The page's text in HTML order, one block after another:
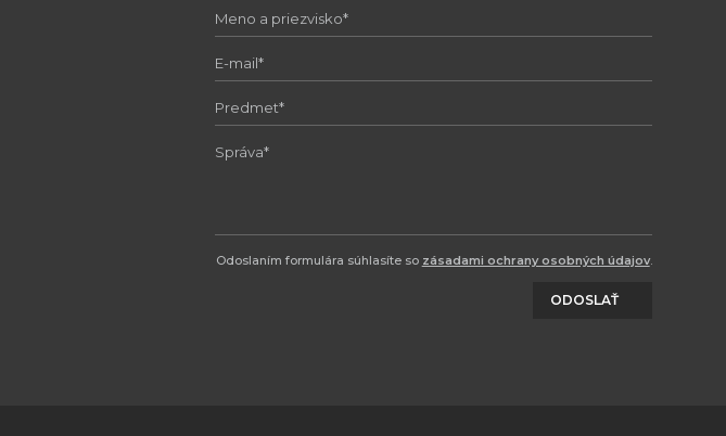
Odoslaním formulára súhlasíte so zásadami ochrany osobných údajov.
ODOSLAŤ